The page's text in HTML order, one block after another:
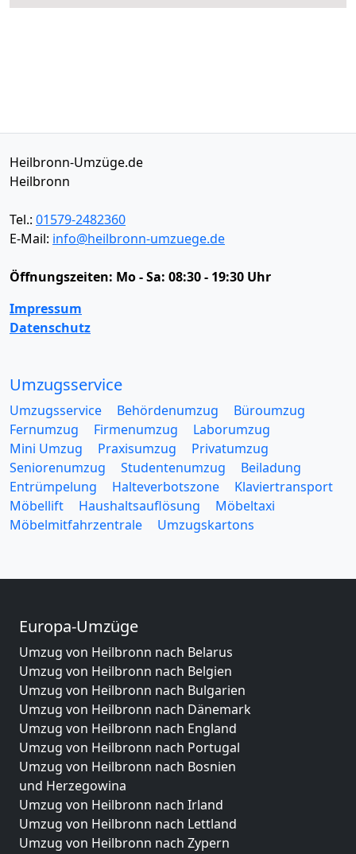
Heilbronn-Umzüge.de
Heilbronn
Tel.: 01579-2482360
E-Mail: info@heilbronn-umzuege.de
Öffnungszeiten: Mo - Sa: 08:30 - 19:30 Uhr
Impressum
Datenschutz
Umzugsservice
Umzugsservice Behördenumzug
Büroumzug
Fernumzug
Firmenumzug
Laborumzug
Mini Umzug
Praxisumzug
Privatumzug
Seniorenumzug
Studentenumzug
Beiladung
Entrümpelung
Halteverbotszone
Klaviertransport
Möbellift
Haushaltsauflösung
Möbeltaxi
Möbelmitfahrzentrale
Umzugskartons
Europa-Umzüge
Umzug von Heilbronn nach Belarus
Umzug von Heilbronn nach Belgien
Umzug von Heilbronn nach Bulgarien
Umzug von Heilbronn nach Dänemark
Umzug von Heilbronn nach England
Umzug von Heilbronn nach Portugal
Umzug von Heilbronn nach Bosnien
und Herzegowina
Umzug von Heilbronn nach Irland
Umzug von Heilbronn nach Lettland
Umzug von Heilbronn nach Zypern